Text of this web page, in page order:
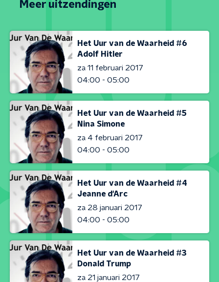
Meer uitzendingen
Het Uur van de Waarheid #6
Adolf Hitler
za 11 februari 2017
04:00 - 05:00
Het Uur van de Waarheid #5
Nina Simone
za 4 februari 2017
04:00 - 05:00
Het Uur van de Waarheid #4
Jeanne d'Arc
za 28 januari 2017
04:00 - 05:00
Het Uur van de Waarheid #3
Donald Trump
za 21 januari 2017